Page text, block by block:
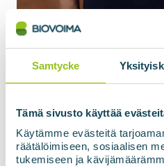
Samtycke
Tämä sivusto käyttää
Käytämme evästeitä
räätälöimiseen, sosiaalisen
tukemiseen ja
Mindaugas
Försäljningsingenjör,
+370 664 44224